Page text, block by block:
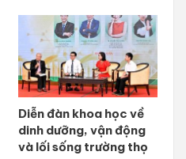
Diễn đàn khoa học về
dinh dưỡng, vận động
và lối sống trường thọ